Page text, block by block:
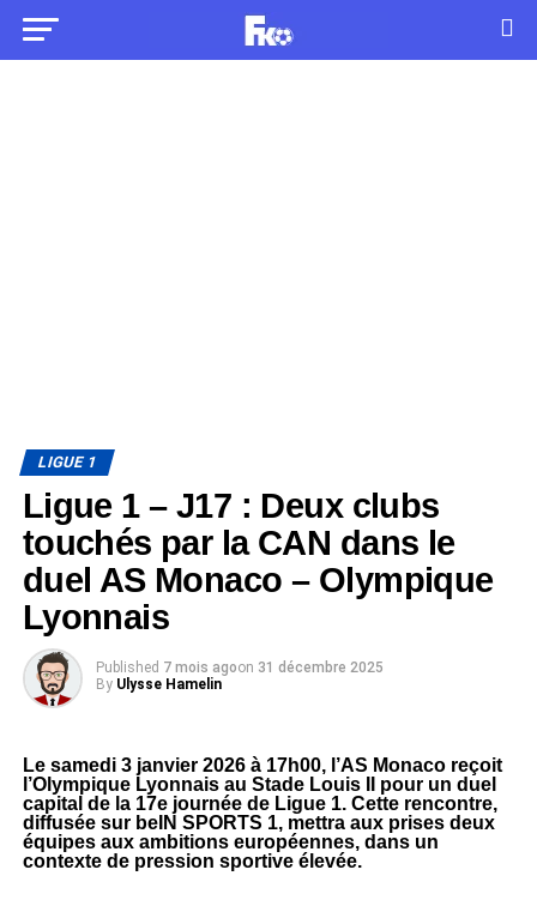
LIGUE 1
Ligue 1 – J17 : Deux clubs
touchés par la CAN dans le
duel AS Monaco – Olympique
Lyonnais
Published 7 mois agoon 31 décembre 2025
By Ulysse Hamelin
Le samedi 3 janvier 2026 à 17h00, l’AS Monaco reçoit
l’Olympique Lyonnais au Stade Louis II pour un duel
capital de la 17e journée de Ligue 1. Cette rencontre,
diffusée sur beIN SPORTS 1, mettra aux prises deux
équipes aux ambitions européennes, dans un
contexte de pression sportive élevée.